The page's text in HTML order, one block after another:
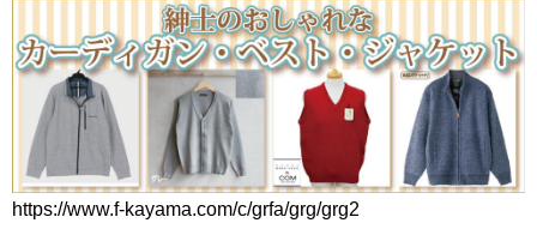
https://www.f-kayama.com/c/grfa/grg/grg2